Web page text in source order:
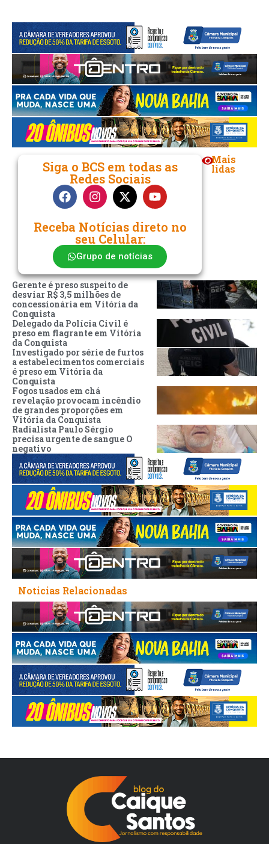
Siga o BCS em todas as
Redes Sociais
Receba Notícias direto no
seu Celular:
Grupo de notícias
Mais
lidas
Gerente é preso suspeito de
desviar R$ 3,5 milhões de
concessionária em Vitória da
Conquista
Delegado da Polícia Civil é
preso em flagrante em Vitória
da Conquista
Investigado por série de furtos
a estabelecimentos comerciais
é preso em Vitória da
Conquista
Fogos usados em chá
revelação provocam incêndio
de grandes proporções em
Vitória da Conquista
Radialista Paulo Sérgio
precisa urgente de sangue O
negativo
Noticias Relacionadas